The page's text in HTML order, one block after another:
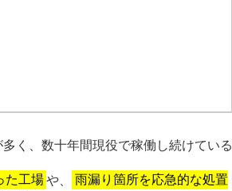
く、数十年間現役で稼働し続けている
た工場や、
雨漏り箇所を応急的な処置